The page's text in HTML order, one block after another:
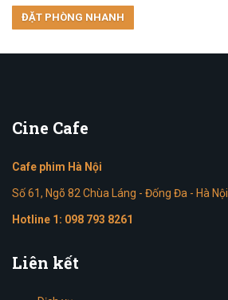
Cine Cafe
Cafe phim Hà Nội
Số 61, Ngõ 82 Chùa Láng - Đống Đa - Hà Nội
Hotline 1: 098 793 8261
Liên kết